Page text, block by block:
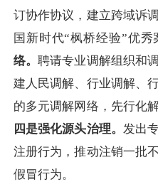
订协作协议，建立跨域诉
国新时代“枫桥经验”优秀
络。聘请专业调解组织和
建人民调解、行业调解、
的多元调解网络，先行化
四是强化源头治理。 发出
注册行为，推动注销一批
假冒行为。